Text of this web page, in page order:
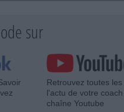
sur
Retrouvez toutes
l'actu de votre
chaîne Youtube